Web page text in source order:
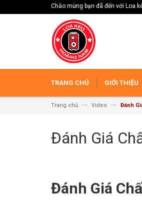
Chào mừng bạn đã đến với Loa
TRANG CHỦ GIỚI THIỆU
Trang chủ Video Đánh
Đánh Giá
Đánh Giá